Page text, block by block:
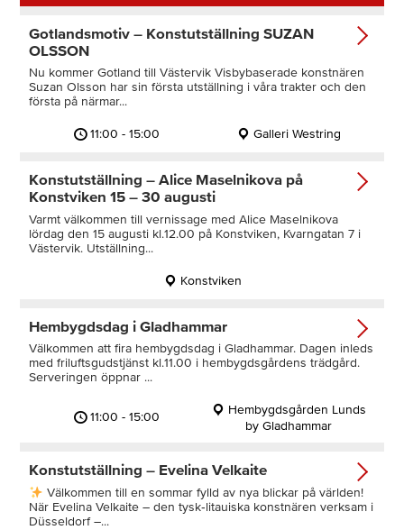
11:00 - 15:00 Galleri Westring
Gotlandsmotiv – Konstutställning SUZAN
OLSSON
Nu kommer Gotland till Västervik Visbybaserade konstnären
Suzan Olsson har sin första utställning i våra trakter och den
första på närmar...
Konstviken
Konstutställning – Alice Maselnikova på
Konstviken 15 – 30 augusti
Varmt välkommen till vernissage med Alice Maselnikova
lördag den 15 augusti kl.12.00 på Konstviken, Kvarngatan 7 i
Västervik. Utställning...
11:00 - 15:00
Hembygdsgården Lunds
by Gladhammar
Hembygdsdag i Gladhammar
Välkommen att fira hembygdsdag i Gladhammar. Dagen inleds
med friluftsgudstjänst kl.11.00 i hembygdsgårdens trädgård.
Serveringen öppnar ...
Konstutställning – Evelina Velkaite
Välkommen till en sommar fylld av nya blickar på världen!
När Evelina Velkaite – den tysk‑litauiska konstnären verksam i
Düsseldorf –...